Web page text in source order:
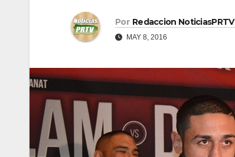
Por Redaccion NoticiasPRTV
MAY 8, 2016